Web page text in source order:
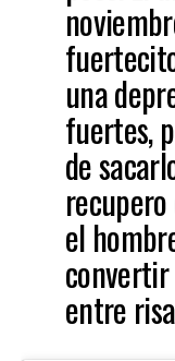
una
fuertes,
de
el
convertir
entre